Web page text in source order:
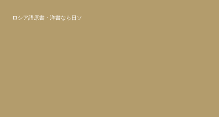
ロシア語原書・洋書なら日ソ